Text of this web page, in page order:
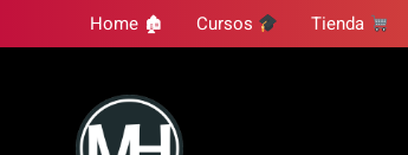
to
Home 🏚 Cursos Tienda